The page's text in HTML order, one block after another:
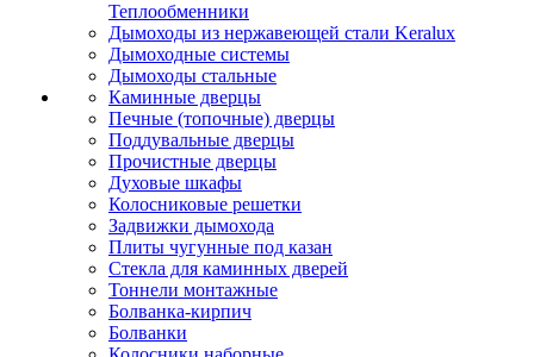
Теплообменники
Дымоходы из нержавеющей стали Keralux
Дымоходные системы
Дымоходы стальные
Каминные дверцы
Печные (топочные) дверцы
Поддувальные дверцы
Прочистные дверцы
Духовые шкафы
Колосниковые решетки
Задвижки дымохода
Плиты чугунные под казан
Стекла для каминных дверей
Тоннели монтажные
Болванка-кирпич
Болванки